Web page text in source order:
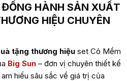
HÀNH SẢN XUẤT
HIỆU CHUYÊN
tặng thương hiệuset Cỏ Mềm
Big Sun– đơn vị chuyên thiết kế
hiểu sâu sắc về giá trị của